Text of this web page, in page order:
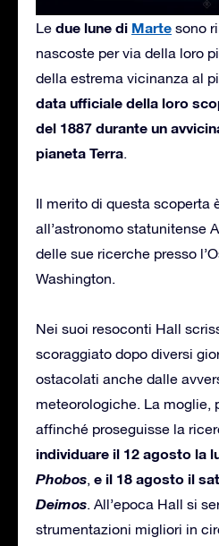
Le due lune di Marte sono
nascoste per via della loro
della estrema vicinanza al
data ufficiale della loro
del 1887 durante un
pianeta Terra.
Il merito di questa scoperta
all’astronomo statunitense
delle sue ricerche presso
Washington.
Nei suoi resoconti Hall
scoraggiato dopo diversi
ostacolati anche dalle
meteorologiche. La moglie,
affinché proseguisse la
individuare il 12 agosto la
Phobos, e il 18 agosto il
Deimos. All’epoca Hall si
strumentazioni migliori in